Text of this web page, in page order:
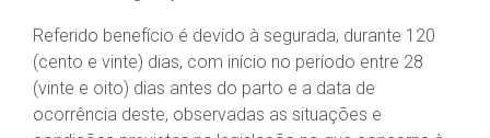
Referido benefício é devido à segurada, durante 120
(cento e vinte) dias, com início no período entre 28
(vinte e oito) dias antes do parto e a data de
ocorrência deste, observadas as situações e